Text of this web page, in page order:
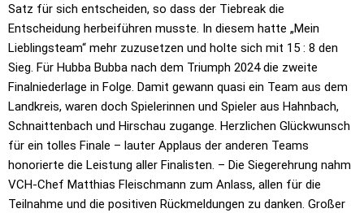
Satz für sich entscheiden, so dass der Tiebreak die
Entscheidung herbeiführen musste. In diesem hatte „Mein
Lieblingsteam“ mehr zuzusetzen und holte sich mit 15 : 8 den
Sieg. Für Hubba Bubba nach dem Triumph 2024 die zweite
Finalniederlage in Folge. Damit gewann quasi ein Team aus dem
Landkreis, waren doch Spielerinnen und Spieler aus Hahnbach,
Schnaittenbach und Hirschau zugange. Herzlichen Glückwunsch
für ein tolles Finale – lauter Applaus der anderen Teams
honorierte die Leistung aller Finalisten. – Die Siegerehrung nahm
VCH-Chef Matthias Fleischmann zum Anlass, allen für die
Teilnahme und die positiven Rückmeldungen zu danken. Großer